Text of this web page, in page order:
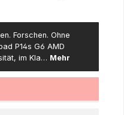
Forschen. Ohne
P14s G6 AMD
im Kla… Mehr